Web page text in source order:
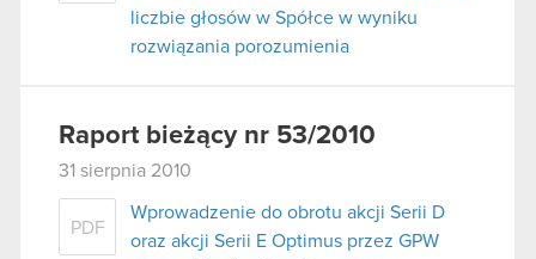
liczbie głosów w Spółce w wyniku
rozwiązania porozumienia
Raport bieżący nr 53/2010
31 sierpnia 2010
PDF
Wprowadzenie do obrotu akcji Serii D
oraz akcji Serii E Optimus przez GPW